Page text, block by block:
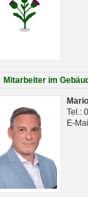
Mitarbeiter im
Tel.:
E-